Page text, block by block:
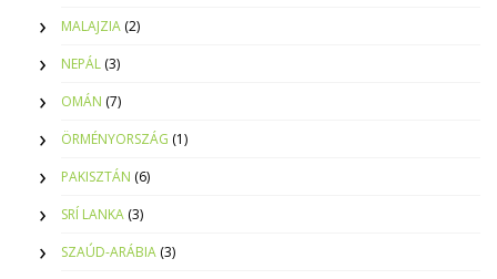
MALAJZIA (2)
NEPÁL (3)
OMÁN (7)
ÖRMÉNYORSZÁG (1)
PAKISZTÁN (6)
SRÍ LANKA (3)
SZAÚD-ARÁBIA (3)